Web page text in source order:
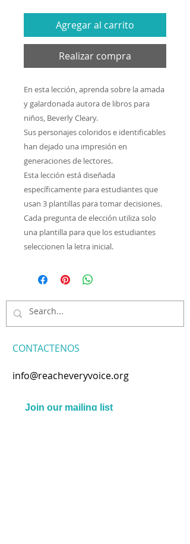
Agregar al carrito
Realizar compra
En esta lección, aprenda sobre la amada
y galardonada autora de libros para
niños, Beverly Cleary.
Sus personajes coloridos e identificables
han dejado una impresión en
generaciones de lectores.
Esta lección está diseñada
específicamente para estudiantes que
usan 3 plantillas para tomar decisiones.
Cada pregunta de elección utiliza solo
una plantilla para que los estudiantes
seleccionen la letra inicial.
CONTACTENOS
info@reacheveryvoice.org
Join our mailing list